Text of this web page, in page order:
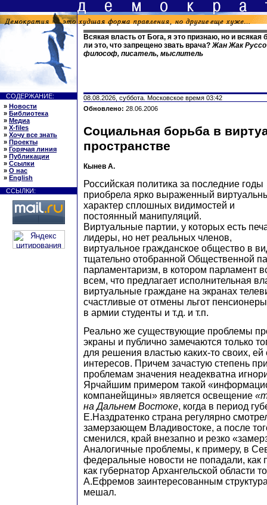
Всякая власть от Бога, я это признаю, но и всякая
ли это, что запрещено звать врача?Жан Жак Руссо
философ, писатель, мыслитель
СОДЕРЖАНИЕ:
» Новости
» Библиотека
» Медиа
» X-files
» Хочу все знать
» Проекты
» Горячая линия
» Публикации
» Ссылки
» О нас
» English
ССЫЛКИ:
08.08.2026, суббота. Московское время 03:42
Обновлено: 28.06.2006
Социальная борьба в
пространстве
Кынев А.
Российская политика за последние годы
приобрела ярко выраженный
характер сплошных видимостей и
постоянный манипуляций.
Виртуальные партии, у которых есть
лидеры, но нет реальных членов,
виртуальное гражданское общество в
тщательно отобранной Общественной
парламентаризм, в котором парламент
всем, что предлагает исполнительная
виртуальные граждане на экранах
счастливые от отмены льгот
в армии студенты и т.д. и т.п.
Реально же существующие проблемы
экраны и публично замечаются только
для решения властью каких-то своих,
интересов. Причем зачастую степень
проблемам значения неадекватна
Ярчайшим примером такой
компанейщины» является освещение
на Дальнем Востоке, когда в период
Е.Наздратенко страна регулярно
замерзающем Владивостоке, а после
сменился, край внезапно и резко
Аналогичные проблемы, к примеру, в
федеральные новости не попадали, как
как губернатор Архангельской области
А.Ефремов заинтересованным
мешал.